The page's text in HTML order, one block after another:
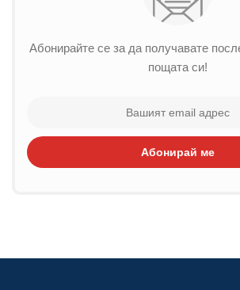
Абонирайте се за да получавате
пощата си!
Абонирай ме